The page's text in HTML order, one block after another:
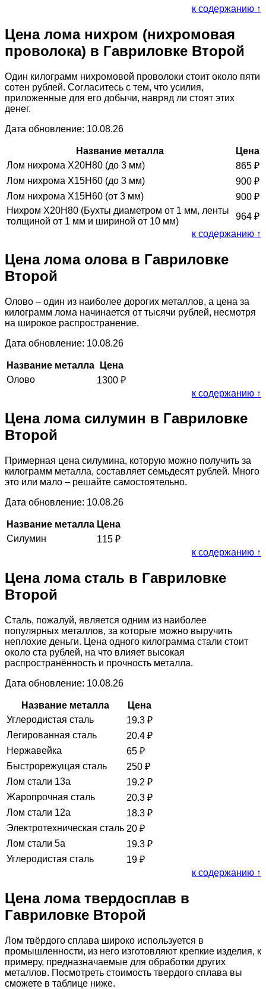
к содержанию ↑
Цена лома нихром (нихромовая
проволока) в Гавриловке Второй
Один килограмм нихромовой проволоки стоит около пяти
сотен рублей. Согласитесь с тем, что усилия,
приложенные для его добычи, навряд ли стоят этих
денег.
Дата обновление: 10.08.26
Название металла
Цена
Лом нихрома Х20Н80 (до 3 мм)
865 ₽
Лом нихрома Х15Н60 (до 3 мм)
900 ₽
Лом нихрома Х15Н60 (от 3 мм)
900 ₽
Нихром Х20Н80 (Бухты диаметром от 1 мм, ленты
толщиной от 1 мм и шириной от 10 мм)
964 ₽
к содержанию ↑
Цена лома олова в Гавриловке
Второй
Олово – один из наиболее дорогих металлов, а цена за
килограмм лома начинается от тысячи рублей, несмотря
на широкое распространение.
Дата обновление: 10.08.26
Название металла
Цена
Олово
1300 ₽
к содержанию ↑
Цена лома силумин в Гавриловке
Второй
Примерная цена силумина, которую можно получить за
килограмм металла, составляет семьдесят рублей. Много
это или мало – решайте самостоятельно.
Дата обновление: 10.08.26
Название металла Цена
Силумин
115 ₽
к содержанию ↑
Цена лома сталь в Гавриловке
Второй
Сталь, пожалуй, является одним из наиболее
популярных металлов, за которые можно выручить
неплохие деньги. Цена одного килограмма стали стоит
около ста рублей, на что влияет высокая
распространённость и прочность металла.
Дата обновление: 10.08.26
Название металла
Цена
Углеродистая сталь
19.3 ₽
Легированная сталь
20.4 ₽
Нержавейка
65 ₽
Быстрорежущая сталь
250 ₽
Лом стали 13а
19.2 ₽
Жаропрочная сталь
20.3 ₽
Лом стали 12а
18.3 ₽
Электротехническая сталь 20 ₽
Лом стали 5а
19.3 ₽
Углеродистая сталь
19 ₽
к содержанию ↑
Цена лома твердосплав в
Гавриловке Второй
Лом твёрдого сплава широко используется в
промышленности, из него изготовляют крепкие изделия, к
примеру, предназначаемые для обработки других
металлов. Посмотреть стоимость твердого сплава вы
сможете в таблице ниже.